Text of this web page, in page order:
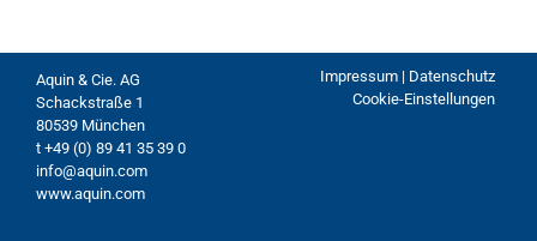
Aquin & Cie. AG
Schackstraße 1
80539 München
t +49 (0) 89 41 35 39 0
info@aquin.com
www.aquin.com
Impressum | Datenschutz
Cookie-Einstellungen